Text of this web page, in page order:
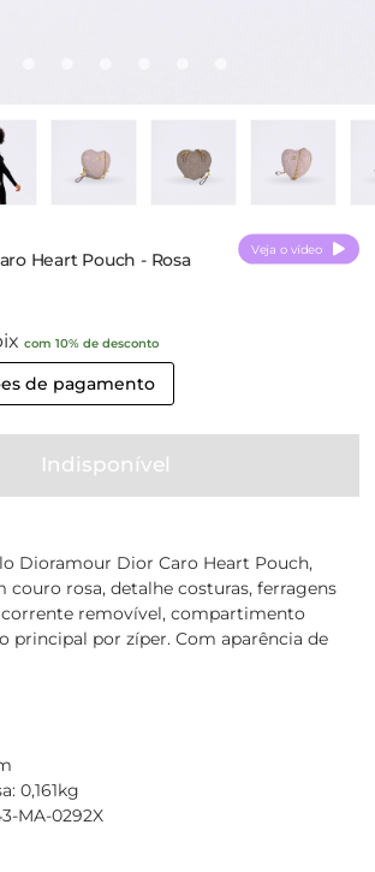
Heart Pouch - Rosa
Veja o vídeo
com 10% de desconto
de pagamento
Indisponível
Dioramour Dior Caro Heart Pouch,
couro rosa, detalhe costuras, ferragens
corrente removível, compartimento
principal por zíper. Com aparência de
0,161kg
MA-0292X